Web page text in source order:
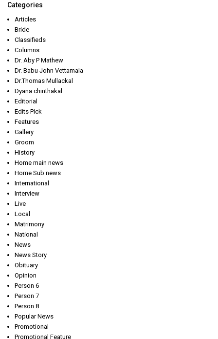
Categories
Articles
Bride
Classifieds
Columns
Dr. Aby P Mathew
Dr. Babu John Vettamala
Dr.Thomas Mullackal
Dyana chinthakal
Editorial
Edits Pick
Features
Gallery
Groom
History
Home main news
Home Sub news
International
Interview
Live
Local
Matrimony
National
News
News Story
Obituary
Opinion
Person 6
Person 7
Person 8
Popular News
Promotional
Promotional Feature